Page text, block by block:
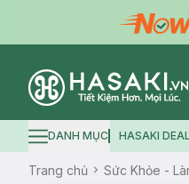
Logo
Hamburger icon
DANH MỤC HASAKI
Trang chủ Sức Khỏe -